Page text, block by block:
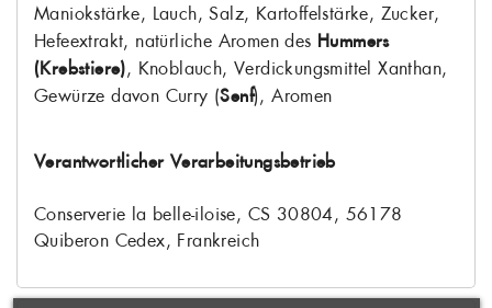
Maniokstärke, Lauch, Salz, Kartoffelstärke, Zucker,
Hefeextrakt, natürliche Aromen des Hummers
(Krebstiere), Knoblauch, Verdickungsmittel Xanthan,
Gewürze davon Curry (Senf), Aromen
Verantwortlicher Verarbeitungsbetrieb
Conserverie la belle-iloise, CS 30804, 56178
Quiberon Cedex, Frankreich
WUNSCHLISTE
×